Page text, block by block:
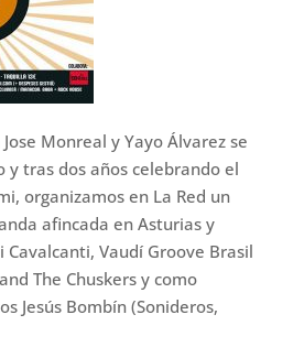
Monreal y Yayo Álvarez se
y tras dos años celebrando el
organizamos en La Red un
afincada en Asturias y
Cavalcanti, Vaudí Groove Brasil
The Chuskers y como
Jesús Bombín (Sonideros,